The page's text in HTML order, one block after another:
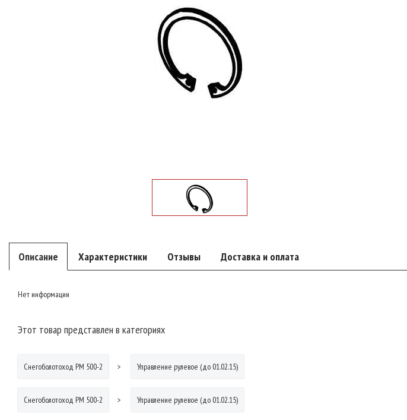
Описание Характеристики Отзывы Доставка и оплата
Нет информации
Этот товар представлен в категориях
Снегоболотоход РМ 500-2 Управление рулевое (до 01.02.15)
Снегоболотоход РМ 500-2 Управление рулевое (до 01.02.15)